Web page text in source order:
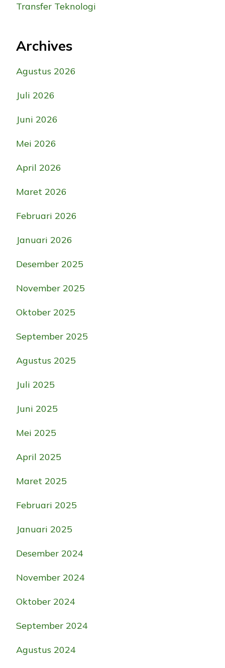
Transfer Teknologi
Archives
Agustus 2026
Juli 2026
Juni 2026
Mei 2026
April 2026
Maret 2026
Februari 2026
Januari 2026
Desember 2025
November 2025
Oktober 2025
September 2025
Agustus 2025
Juli 2025
Juni 2025
Mei 2025
April 2025
Maret 2025
Februari 2025
Januari 2025
Desember 2024
November 2024
Oktober 2024
September 2024
Agustus 2024